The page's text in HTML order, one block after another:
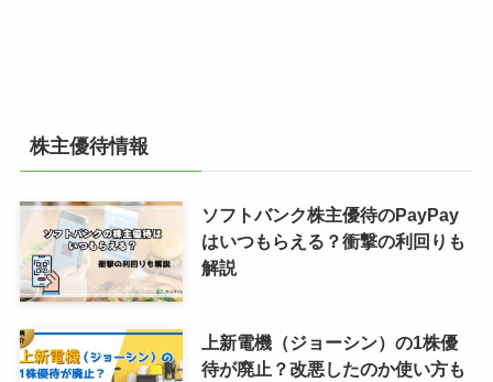
株主優待情報
ソフトバンク株主優待のPayPay
はいつもらえる？衝撃の利回りも
解説
上新電機（ジョーシン）の1株優
待が廃止？改悪したのか使い方も